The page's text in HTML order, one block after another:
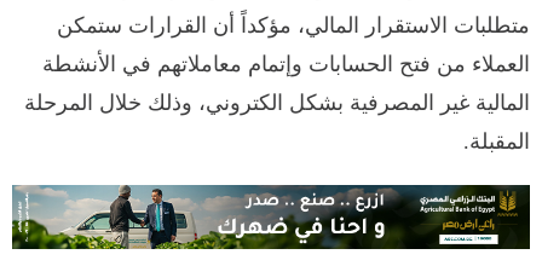
متطلبات الاستقرار المالي، مؤكداً أن القرارات ستمكن
العملاء من فتح الحسابات وإتمام معاملاتهم في الأنشطة
المالية غير المصرفية بشكل الكتروني، وذلك خلال المرحلة
المقبلة.